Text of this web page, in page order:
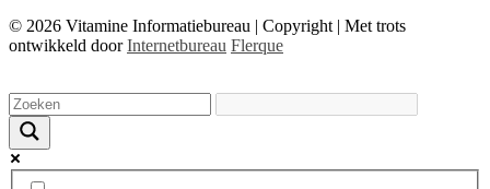
© 2026 Vitamine Informatiebureau | Copyright | Met trots
ontwikkeld doorInternetbureau Flerque